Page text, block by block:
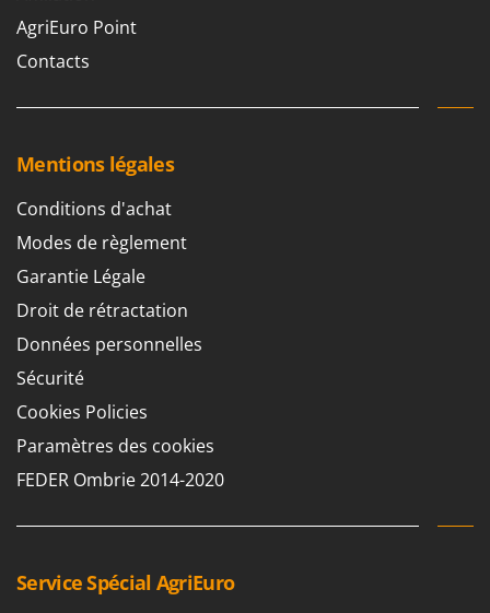
Rato
Reber
Ripartrak
Ritter
River Systems
Robomow
Rossofuoco
Rover Pompe
Royal Food
Ryobi
S
S.T.P.
Schnitzer
AgriEuro Point
Contacts
Mentions légales
Conditions d'achat
Modes de règlement
Garantie Légale
Droit de rétractation
Données personnelles
Sécurité
Cookies Policies
Paramètres des cookies
FEDER Ombrie 2014-2020
Service Spécial AgriEuro